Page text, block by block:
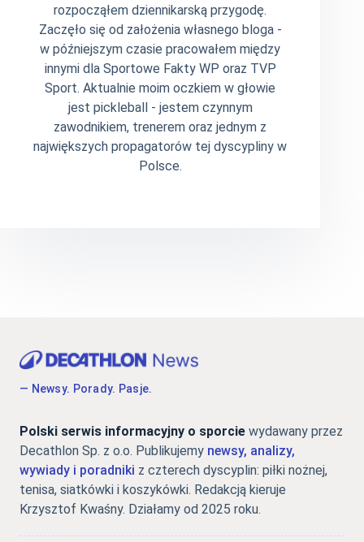
rozpocząłem dziennikarską przygodę.
Zaczęło się od założenia własnego bloga -
w późniejszym czasie pracowałem między
innymi dla Sportowe Fakty WP oraz TVP
Sport. Aktualnie moim oczkiem w głowie
jest pickleball - jestem czynnym
zawodnikiem, trenerem oraz jednym z
największych propagatorów tej dyscypliny w
Polsce.
— Newsy. Porady. Pasje.
Polski serwis informacyjny o sporcie wydawany przez
Decathlon Sp. z o.o. Publikujemy newsy, analizy,
wywiady i poradniki z czterech dyscyplin: piłki nożnej,
tenisa, siatkówki i koszykówki. Redakcją kieruje
Krzysztof Kwaśny. Działamy od 2025 roku.